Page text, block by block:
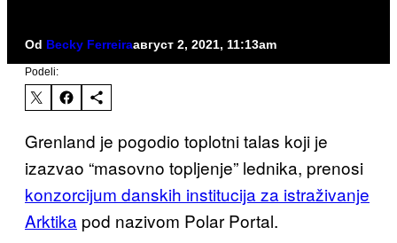
Od Becky Ferreiraавгуст 2, 2021, 11:13am
Podeli:
Grenland je pogodio toplotni talas koji je
izazvao “masovno topljenje” lednika, prenosi
konzorcijum danskih institucija za istraživanje
Arktika pod nazivom Polar Portal.